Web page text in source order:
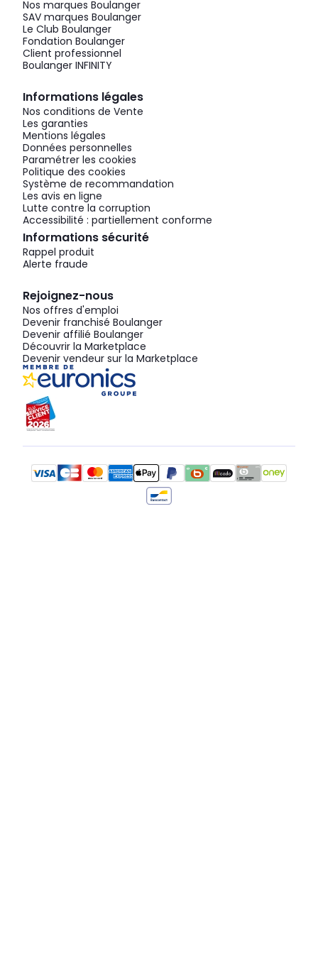
Nos marques Boulanger
SAV marques Boulanger
Le Club Boulanger
Fondation Boulanger
Client professionnel
Boulanger INFINITY
Informations légales
Nos conditions de Vente
Les garanties
Mentions légales
Données personnelles
Paramétrer les cookies
Politique des cookies
Système de recommandation
Les avis en ligne
Lutte contre la corruption
Accessibilité : partiellement conforme
Informations sécurité
Rappel produit
Alerte fraude
Rejoignez-nous
Nos offres d'emploi
Devenir franchisé Boulanger
Devenir affilié Boulanger
Découvrir la Marketplace
Devenir vendeur sur la Marketplace